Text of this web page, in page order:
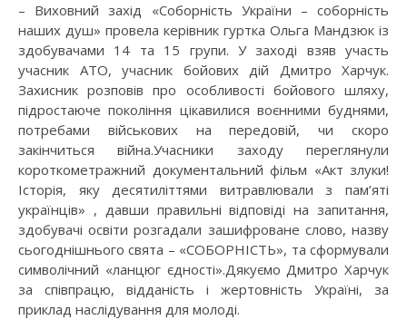
– Виховний захід «Соборність України – соборність
наших душ» провела керівник гуртка Ольга Мандзюк із
здобувачами 14 та 15 групи. У заході взяв участь
учасник АТО, учасник бойових дій Дмитро Харчук.
Захисник розповів про особливості бойового шляху,
підростаюче покоління цікавилися воєнними буднями,
потребами військових на передовій, чи скоро
закінчиться війна.Учасники заходу переглянули
короткометражний документальний фільм «Акт злуки!
Історія, яку десятиліттями витравлювали з пам’яті
українців» , давши правильні відповіді на запитання,
здобувачі освіти розгадали зашифроване слово, назву
сьогоднішнього свята – «СОБОРНІСТЬ», та сформували
символічний «ланцюг єдності».Дякуємо Дмитро Харчук
за співпрацю, відданість і жертовність Україні, за
приклад наслідування для молоді.